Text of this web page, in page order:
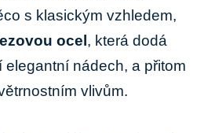
s klasickým vzhledem,
ocel , která dodá⁣
nádech, a přitom
vlivům.